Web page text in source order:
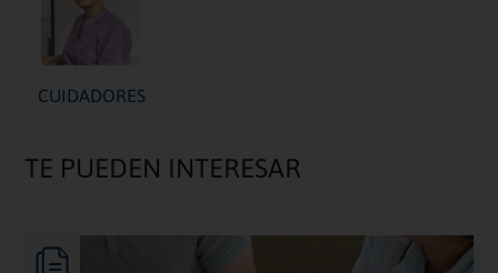
CUIDADORES
TE PUEDEN INTERESAR